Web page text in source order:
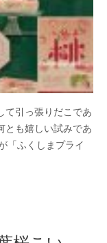
て引っ張りだこであ
とも嬉しい試みであ
「ふくしまプライ